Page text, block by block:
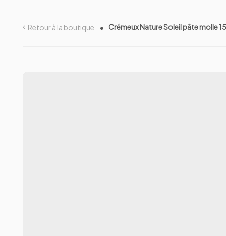
Retour à la boutique Crémeux Nature Soleil pâte molle